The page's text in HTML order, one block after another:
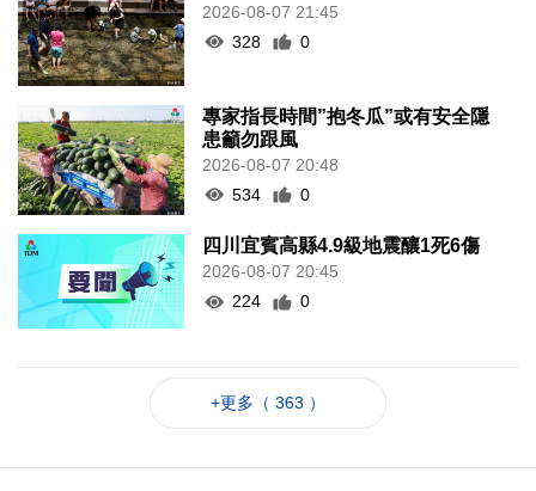
2026-08-07 21:45
328
0
專家指長時間”抱冬瓜”或有安全隱
患籲勿跟風
2026-08-07 20:48
534
0
四川宜賓高縣4.9級地震釀1死6傷
2026-08-07 20:45
224
0
+更多（ 363 ）